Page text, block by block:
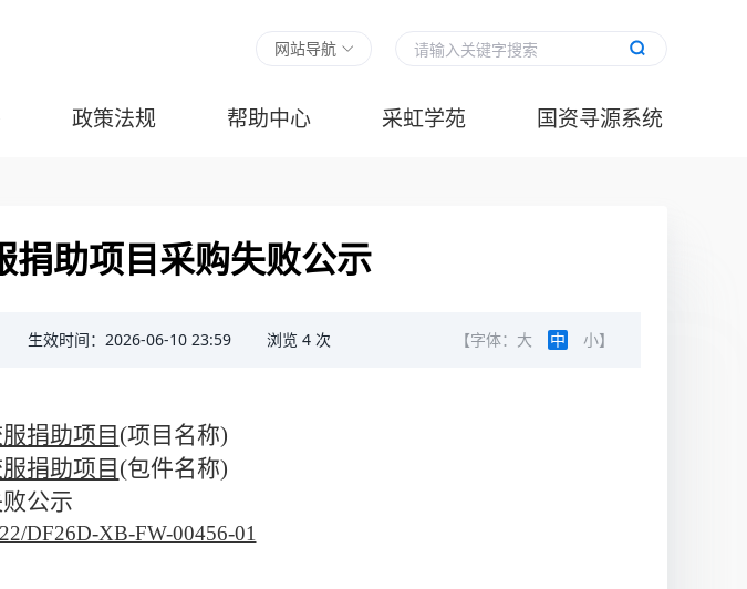
网站导航
政策法规 帮助中心 采虹学苑 国资寻源系统
捐助项目采购失败公示
生效时间：2026-06-10 23:59 浏览 4 次 【字体： 大 中 小】
捐助项目 (项目名称)
捐助项目 (包件名称)
公示
DF26D-XB-FW-00456-01